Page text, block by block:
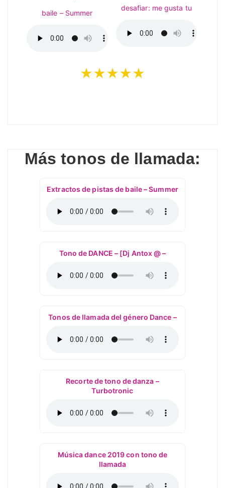
baile – Summer
desafiar: me gusta tu
★★★★★
Más tonos de llamada:
Extractos de pistas de baile – Summer
Tono de DANCE – [Dj Antox @ –
Tonos de llamada del género Dance –
Recorte de tono de danza –
Turbotronic
Música dance 2019 con tono de
llamada